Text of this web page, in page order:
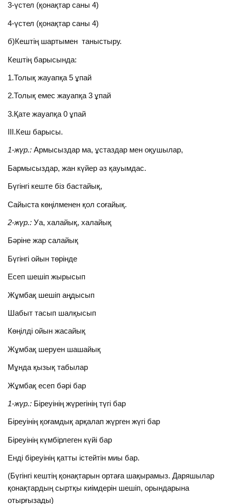
3-үстел (қонақтар саны 4)
4-үстел (қонақтар саны 4)
б)Кештің шартымен таныстыру.
Кештің барысында:
1.Толық жауапқа 5 ұпай
2.Толық емес жауапқа 3 ұпай
3.Қате жауапқа 0 ұпай
ІІІ.Кеш барысы.
1-жүр.: Армысыздар ма, ұстаздар мен оқушылар,
Бармысыздар, жан күйер әз қауымдас.
Бүгінгі кеште біз бастайық,
Сайыста көңілменен қол соғайық.
2-жүр.: Уа, халайық, халайық
Бәріне жар салайық
Бүгінгі ойын төрінде
Есеп шешіп жырысып
Жұмбақ шешіп аңдысып
Шабыт тасып шалқысып
Көңілді ойын жасайық
Жұмбақ шеруен шашайық
Мұнда қызық табылар
Жұмбақ есеп бәрі бар
1-жүр.: Біреуінің жүрегінің түгі бар
Біреуінің қоғамдық арқалап жүрген жүгі бар
Біреуінің күмбірлеген күйі бар
Енді біреуінің қатты істейтін миы бар.
(Бүгінгі кештің қонақтарын ортаға шақырамыз. Даряшылар
қонақтардың сыртқы киімдерін шешіп, орындарына
отырғызады)